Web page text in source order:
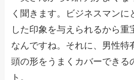
く聞きます。ビジネスマンに
した印象を与えられるから重
なんですね。それに、男性特
頭の形をうまくカバーできる
ト。